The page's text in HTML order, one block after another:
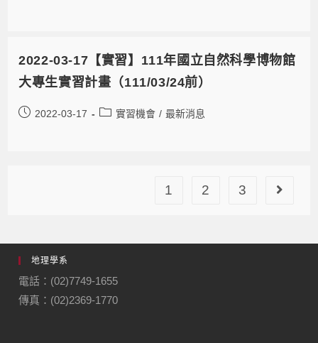
2022-03-17【實習】111年國立自然科學博物館
大專生實習計畫（111/03/24前）
2022-03-17 實習機會 / 最新消息
1 2 3
地理學系
電話：(02)7749-1655
傳真：(02)2369-1770